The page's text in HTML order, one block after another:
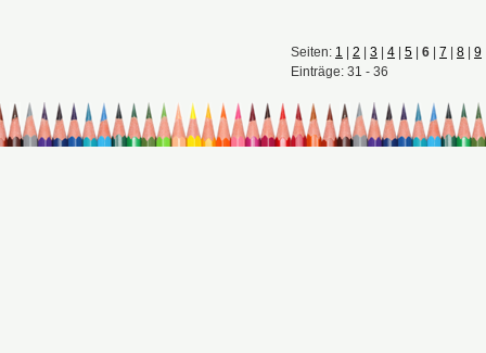
Seiten: 1 2 3 4 5 6 7 8 9
Einträge: 31 - 36